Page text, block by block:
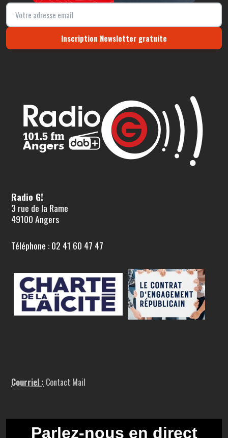
Inscription Newsletter gratuite
Radio G!
3 rue de la Rame
49100 Angers
Téléphone : 02 41 60 47 47
Courriel : Contact Mail